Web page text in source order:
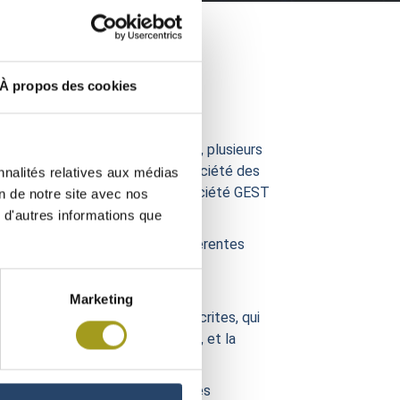
À propos des cookies
relatives aux médias
de notre site avec nos
informations que
Marketing
informe que le 28 mai 2025, plusieurs
Directeur général de la Société des
conclue entre INEA et la société GEST
ont été apportées, lors de différentes
Convention GEST à laquelle
les réponses à ces questions écrites, qui
et le censeur, d’une part, et la
associant l’ensemble des